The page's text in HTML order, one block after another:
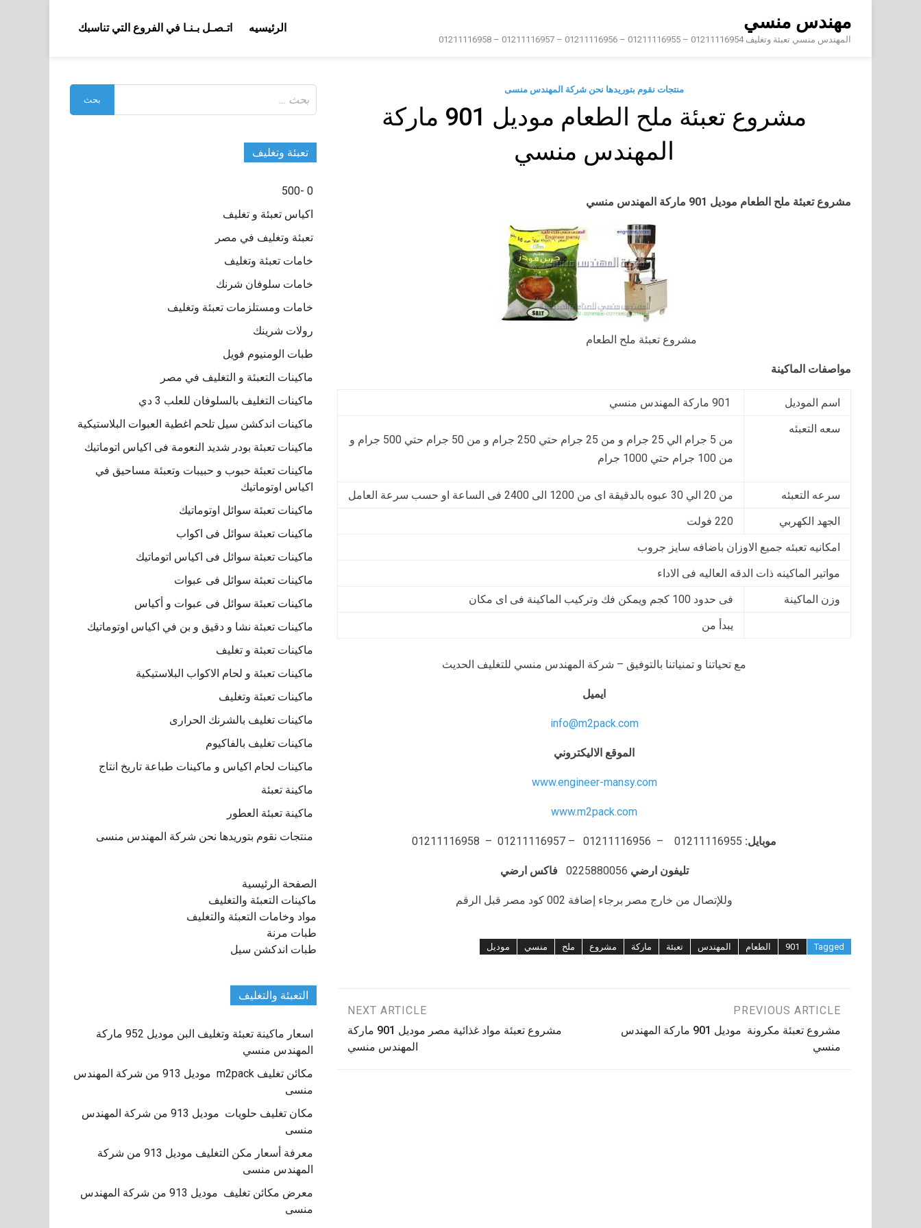
content
مهندس منسي
المهندس منسي تعبئة وتغليف 01211116954 – 01211116955 – 01211116956 – 01211116957 – 01211116958
الرئيسيه اتـصـل بـنـا في الفروع التي تناسبك
منتجات نقوم بتوريدها نحن شركة المهندس منسى
مشروع تعبئة ملح الطعام موديل 901 ماركة
المهندس منسي
مشروع تعبئة ملح الطعام موديل 901 ماركة المهندس منسي
مشروع تعبئة ملح الطعام
مواصفات الماكينة
اسم الموديل
سعه التعبئه
من 5 جرام الي 25 جرام و من 25 جرام حتي 250 جرام و من 50 جرام حتي 500 جرام و
من 100 جرام حتي 1000 جرام
سرعه التعبئه
من 20 الي 30 عبوه بالدقيقة اى من 1200 الى 2400 فى الساعة او حسب سرعة العامل
الجهد الكهربي
220 فولت
امكانيه تعبئه جميع الاوزان باضافه سايز جروب
مواتير الماكينه ذات الدقه العاليه فى الاداء
وزن الماكينة
فى حدود 100 كجم ويمكن فك وتركيب الماكينة فى اى مكان
يبدأ من
مع تحياتنا و تمنياتنا بالتوفيق – شركة المهندس منسي للتغليف الحديث
ايميل
info@m2pack.com
الموقع الاليكتروني
www.engineer-mansy.com
www.m2pack.com
موبايل: 01211116955 – 01211116956 – 01211116957 – 01211116958
تليفون ارضي 0225880056 فاكس ارضي
وللإتصال من خارج مصر برجاء إضافة 002 كود مصر قبل الرقم
Tagged
901 الطعام المهندس تعبئة ماركة مشروع ملح منسي موديل
تصفّح
المقالات
PREVIOUS ARTICLE
مشروع تعبئة مكرونة موديل 901 ماركة المهندس
منسي
NEXT ARTICLE
مشروع تعبئة مواد غذائية مصر موديل 901 ماركة
المهندس منسي
عن:
تعبئة وتغليف
0 -500
اكياس تعبئة و تغليف
تعبئة وتغليف في مصر
خامات تعبئة وتغليف
خامات سلوفان شرنك
خامات ومستلزمات تعبئة وتغليف
رولات شرينك
طبات الومنيوم فويل
ماكينات التعبئة و التغليف في مصر
ماكينات التغليف بالسلوفان للعلب 3 دي
ماكينات اندكشن سيل تلحم اغطية العبوات البلاستيكية
ماكينات تعبئة بودر شديد النعومة فى اكياس اتوماتيك
ماكينات تعبئة حبوب و حبيبات وتعبئة مساحيق في
اكياس اوتوماتيك
ماكينات تعبئة سوائل اوتوماتيك
ماكينات تعبئة سوائل فى اكواب
ماكينات تعبئة سوائل فى اكياس اتوماتيك
ماكينات تعبئة سوائل فى عبوات
ماكينات تعبئة سوائل فى عبوات و أكياس
ماكينات تعبئة نشا و دقيق و بن في اكياس اوتوماتيك
ماكينات تعبئة و تغليف
ماكينات تعبئة و لحام الاكواب البلاستيكية
ماكينات تعبئة وتغليف
ماكينات تغليف بالشرنك الحرارى
ماكينات تغليف بالفاكيوم
ماكينات لحام اكياس و ماكينات طباعة تاريخ انتاج
ماكينة تعبئة
ماكينة تعبئة العطور
منتجات نقوم بتوريدها نحن شركة المهندس منسى
الصفحة الرئيسية
ماكينات التعبئة والتغليف
مواد وخامات التعبئة والتغليف
طبات مرنة
طبات اندكشن سيل
التعبئة والتغليف
اسعار ماكينة تعبئة وتغليف البن موديل 952 ماركة
المهندس منسي
مكائن تغليف m2pack موديل 913 من شركة المهندس
منسى
مكان تغليف حلويات موديل 913 من شركة المهندس
منسى
معرفة أسعار مكن التغليف موديل 913 من شركة
المهندس منسى
معرض مكائن تغليف موديل 913 من شركة المهندس
منسى